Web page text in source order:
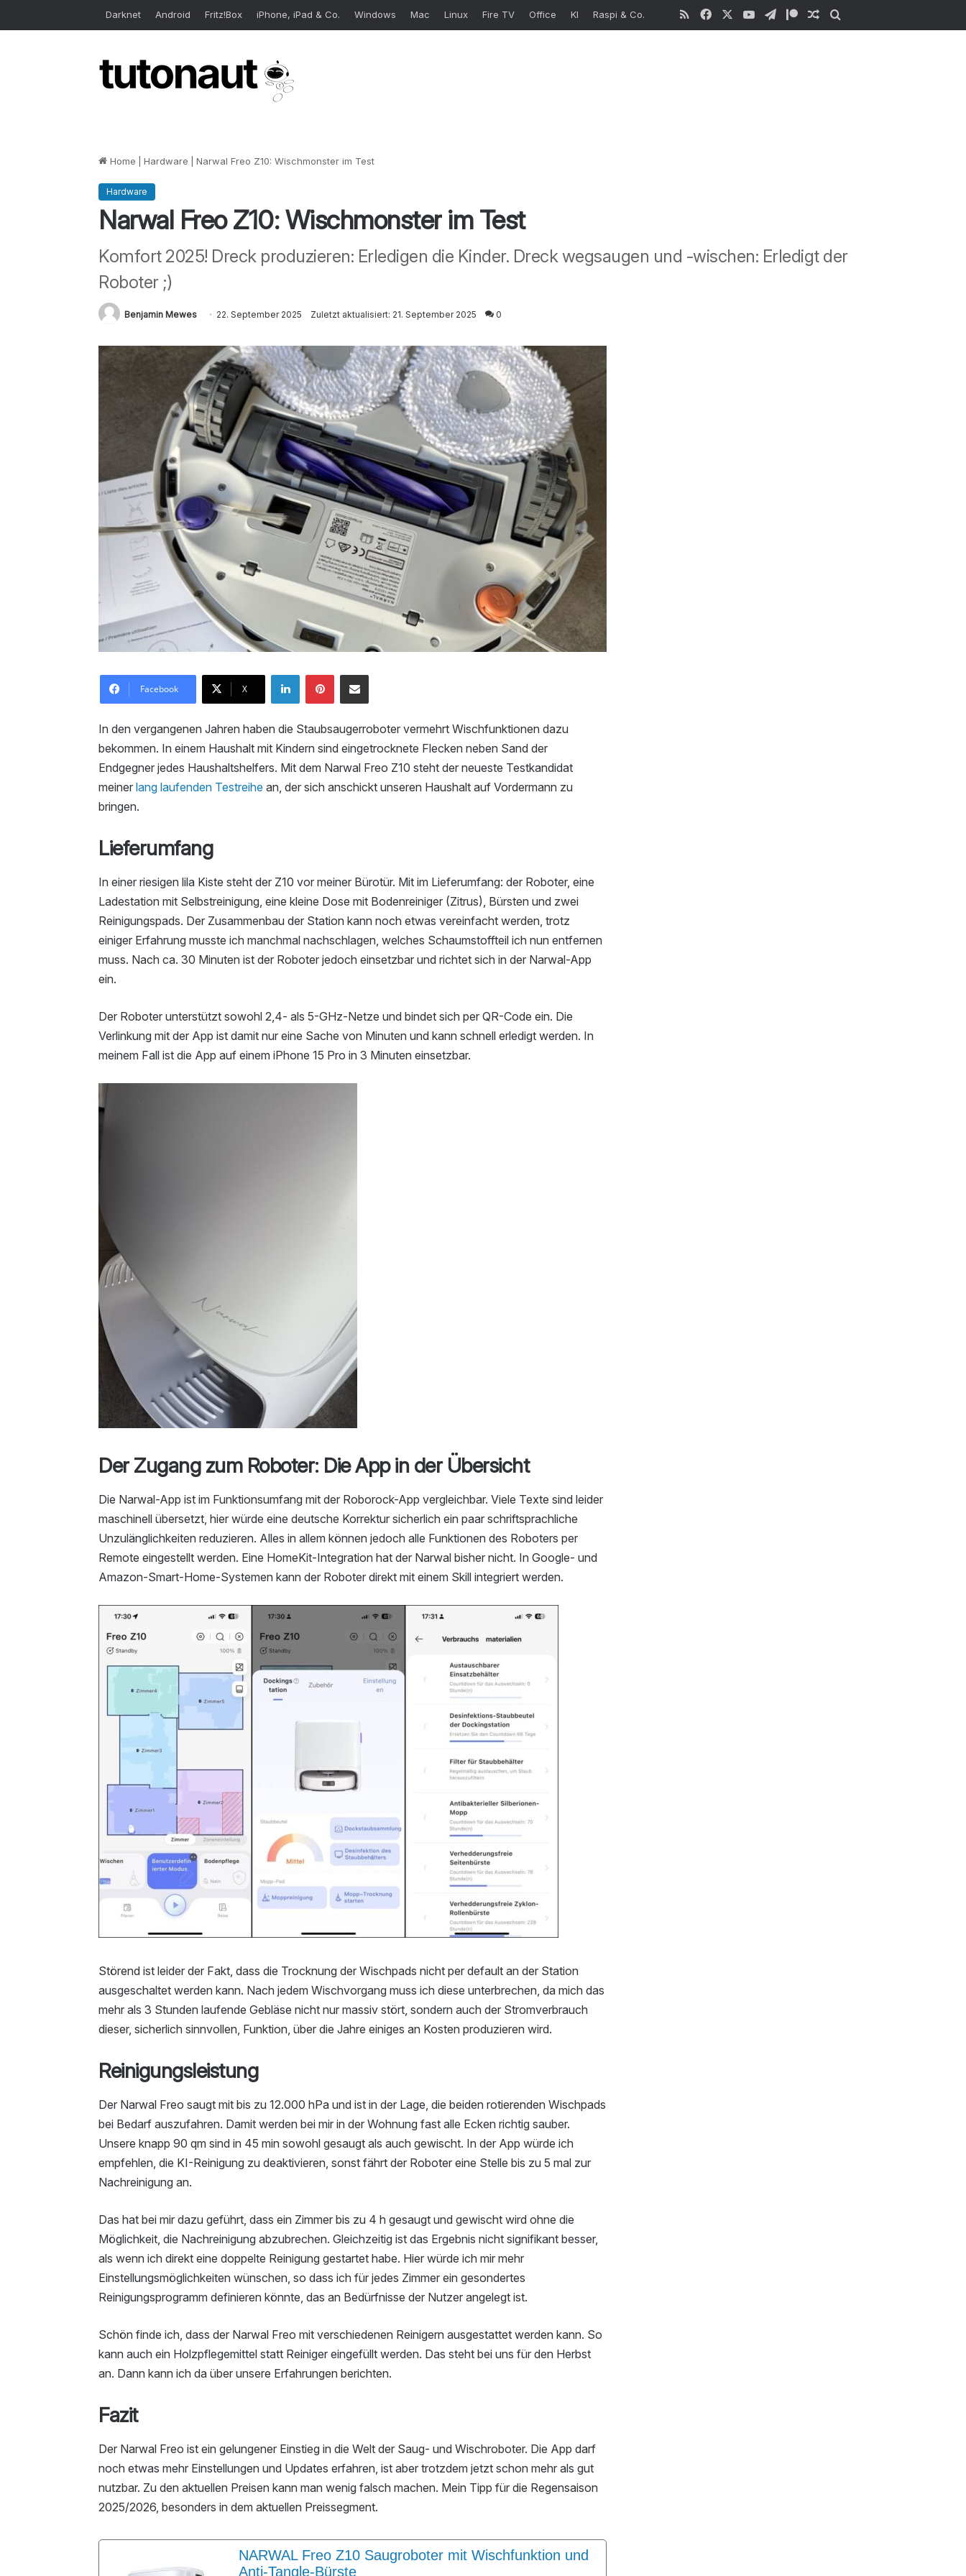
Darknet Android Fritz!Box iPhone, iPad & Co. Windows Mac Linux Fire TV Office KI Raspi & Co. RSSFacebookYouTubeTelegramPatreonZufälliger Beitrag
Home Hardware Narwal Freo Z10: Wischmonster im Test
Hardware
Narwal Freo Z10: Wischmonster im Test
Komfort 2025! Dreck produzieren: Erledigen die Kinder. Dreck wegsaugen und -wischen: Erledigt der
Roboter ;)
Benjamin Mewes 22. September 2025 Zuletzt aktualisiert: 21. September 2025 0
Facebook X
LinkedInPinterestMailen
In den vergangenen Jahren haben die Staubsaugerroboter vermehrt Wischfunktionen dazu
bekommen. In einem Haushalt mit Kindern sind eingetrocknete Flecken neben Sand der
Endgegner jedes Haushaltshelfers. Mit dem Narwal Freo Z10 steht der neueste Testkandidat
meiner lang laufenden Testreihe an, der sich anschickt unseren Haushalt auf Vordermann zu
bringen.
Lieferumfang
In einer riesigen lila Kiste steht der Z10 vor meiner Bürotür. Mit im Lieferumfang: der Roboter, eine
Ladestation mit Selbstreinigung, eine kleine Dose mit Bodenreiniger (Zitrus), Bürsten und zwei
Reinigungspads. Der Zusammenbau der Station kann noch etwas vereinfacht werden, trotz
einiger Erfahrung musste ich manchmal nachschlagen, welches Schaumstoffteil ich nun entfernen
muss. Nach ca. 30 Minuten ist der Roboter jedoch einsetzbar und richtet sich in der Narwal-App
ein.
Der Roboter unterstützt sowohl 2,4- als 5-GHz-Netze und bindet sich per QR-Code ein. Die
Verlinkung mit der App ist damit nur eine Sache von Minuten und kann schnell erledigt werden. In
meinem Fall ist die App auf einem iPhone 15 Pro in 3 Minuten einsetzbar.
Der Zugang zum Roboter: Die App in der Übersicht
Die Narwal-App ist im Funktionsumfang mit der Roborock-App vergleichbar. Viele Texte sind leider
maschinell übersetzt, hier würde eine deutsche Korrektur sicherlich ein paar schriftsprachliche
Unzulänglichkeiten reduzieren. Alles in allem können jedoch alle Funktionen des Roboters per
Remote eingestellt werden. Eine HomeKit-Integration hat der Narwal bisher nicht. In Google- und
Amazon-Smart-Home-Systemen kann der Roboter direkt mit einem Skill integriert werden.
Störend ist leider der Fakt, dass die Trocknung der Wischpads nicht per default an der Station
ausgeschaltet werden kann. Nach jedem Wischvorgang muss ich diese unterbrechen, da mich das
mehr als 3 Stunden laufende Gebläse nicht nur massiv stört, sondern auch der Stromverbrauch
dieser, sicherlich sinnvollen, Funktion, über die Jahre einiges an Kosten produzieren wird.
Reinigungsleistung
Der Narwal Freo saugt mit bis zu 12.000 hPa und ist in der Lage, die beiden rotierenden Wischpads
bei Bedarf auszufahren. Damit werden bei mir in der Wohnung fast alle Ecken richtig sauber.
Unsere knapp 90 qm sind in 45 min sowohl gesaugt als auch gewischt. In der App würde ich
empfehlen, die KI-Reinigung zu deaktivieren, sonst fährt der Roboter eine Stelle bis zu 5 mal zur
Nachreinigung an.
Das hat bei mir dazu geführt, dass ein Zimmer bis zu 4 h gesaugt und gewischt wird ohne die
Möglichkeit, die Nachreinigung abzubrechen. Gleichzeitig ist das Ergebnis nicht signifikant besser,
als wenn ich direkt eine doppelte Reinigung gestartet habe. Hier würde ich mir mehr
Einstellungsmöglichkeiten wünschen, so dass ich für jedes Zimmer ein gesondertes
Reinigungsprogramm definieren könnte, das an Bedürfnisse der Nutzer angelegt ist.
Schön finde ich, dass der Narwal Freo mit verschiedenen Reinigern ausgestattet werden kann. So
kann auch ein Holzpflegemittel statt Reiniger eingefüllt werden. Das steht bei uns für den Herbst
an. Dann kann ich da über unsere Erfahrungen berichten.
Fazit
Der Narwal Freo ist ein gelungener Einstieg in die Welt der Saug- und Wischroboter. Die App darf
noch etwas mehr Einstellungen und Updates erfahren, ist aber trotzdem jetzt schon mehr als gut
nutzbar. Zu den aktuellen Preisen kann man wenig falsch machen. Mein Tipp für die Regensaison
2025/2026, besonders in dem aktuellen Preissegment.
NARWAL Freo Z10 Saugroboter mit Wischfunktion und
Anti-Tangle-Bürste